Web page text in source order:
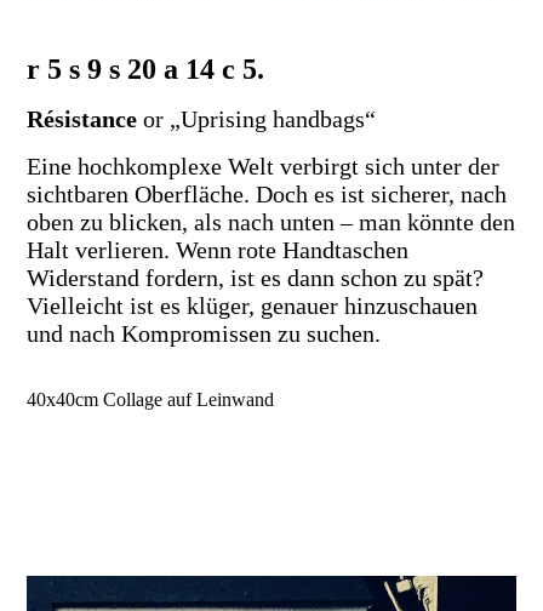
r 5 s 9 s 20 a 14 c 5.
Résistance or „Uprising handbags“
Eine hochkomplexe Welt verbirgt sich unter der
sichtbaren Oberfläche. Doch es ist sicherer, nach
oben zu blicken, als nach unten – man könnte den
Halt verlieren. Wenn rote Handtaschen
Widerstand fordern, ist es dann schon zu spät?
Vielleicht ist es klüger, genauer hinzuschauen
und nach Kompromissen zu suchen.
40x40cm Collage auf Leinwand